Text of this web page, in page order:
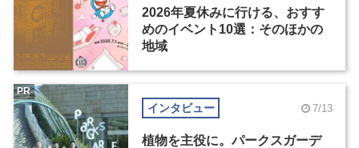
2026年夏休みに行ける、おすす
めのイベント10選：そのほかの
地域
インタビュー 7/13
植物を主役に。パークスガーデ
PR